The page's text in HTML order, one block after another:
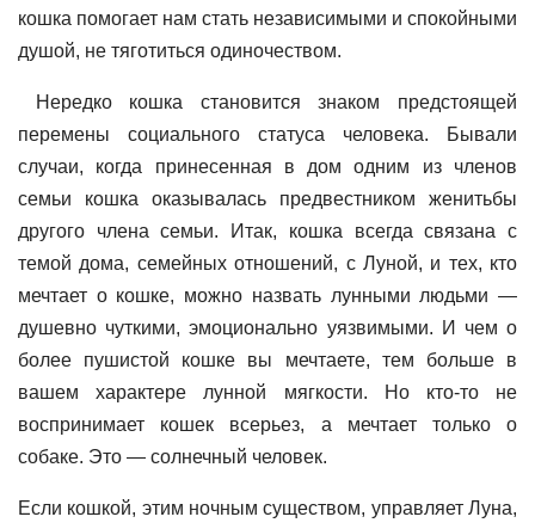
кошка помогает нам стать независимыми и спокойными
душой, не тяготиться одиночеством.
Нередко кошка становится знаком предстоящей
перемены социального статуса человека. Бывали
случаи, когда принесенная в дом одним из членов
семьи кошка оказывалась предвестником женитьбы
другого члена семьи. Итак, кошка всегда связана с
темой дома, семейных отношений, с Луной, и тех, кто
мечтает о кошке, можно назвать лунными людьми —
душевно чуткими, эмоционально уязвимыми. И чем о
более пушистой кошке вы мечтаете, тем больше в
вашем характере лунной мягкости. Но кто-то не
воспринимает кошек всерьез, а мечтает только о
собаке. Это — солнечный человек.
Если кошкой, этим ночным существом, управляет Луна,